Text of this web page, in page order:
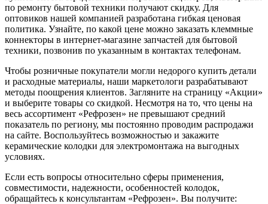
по ремонту бытовой техники получают скидку. Для
оптовиков нашей компанией разработана гибкая ценовая
политика. Узнайте, по какой цене можно заказать клеммные
коннекторы в интернет-магазине запчастей для бытовой
техники, позвонив по указанным в контактах телефонам.
Чтобы розничные покупатели могли недорого купить детали
и расходные материалы, наши маркетологи разрабатывают
методы поощрения клиентов. Загляните на страницу «Акции»
и выберите товары со скидкой. Несмотря на то, что цены на
весь ассортимент «Рефрозен» не превышают средний
показатель по региону, мы постоянно проводим распродажи
на сайте. Воспользуйтесь возможностью и закажите
керамические колодки для электромонтажа на выгодных
условиях.
Если есть вопросы относительно сферы применения,
совместимости, надежности, особенностей колодок,
обращайтесь к консультантам «Рефрозен». Вы получите: